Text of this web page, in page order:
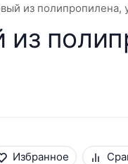
из полипропилена,
Избранное